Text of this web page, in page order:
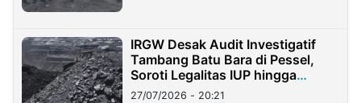
IRGW Desak Audit Investigatif
Tambang Batu Bara di Pessel,
Soroti Legalitas IUP hingga
Stockpile
27/07/2026 - 20:21